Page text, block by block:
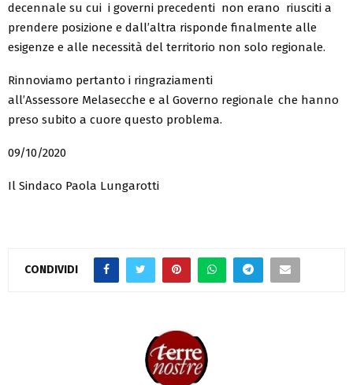
decennale su cui i governi precedenti non erano riusciti a
prendere posizione e dall’altra risponde finalmente alle
esigenze e alle necessità del territorio non solo regionale.
Rinnoviamo pertanto i ringraziamenti
all’Assessore Melasecche e al Governo regionale che hanno
preso subito a cuore questo problema.
09/10/2020
Il Sindaco Paola Lungarotti
CONDIVIDI